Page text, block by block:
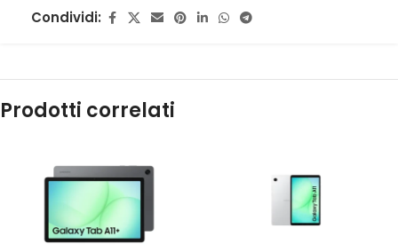
Condividi:
Prodotti correlati